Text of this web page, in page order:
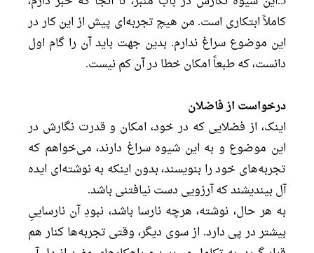
کاملاً ابتکاری است. من هیچ تجربه‌ای پیش از این کار در
این موضوع سراغ ندارم. بدین جهت باید آن را گام اول
دانست، که طبعاً امکان خطا در آن کم نیست.
درخواست از فاضلان
اینک، از فضلایی که در خود، امکان و قدرت نگارش در
این موضوع و به این شیوه سراغ دارند، می‌خواهم که
تجربه‌های خود را بنویسند، بدون اینکه به نوشته‌ای ایده
آل بیندیشند که آرزویی دست نیافتنی باشد.
به هر حال، نوشته، هرچه نارسا باشد، نبودِ آن نارساییِ
بیشتر در پی دارد. از سوی دیگر، وقتی تجربه‌ها کنار هم